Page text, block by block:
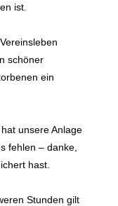
ist.
schöner
ein
unsere Anlage
fehlen – danke,
hast.
Stunden gilt